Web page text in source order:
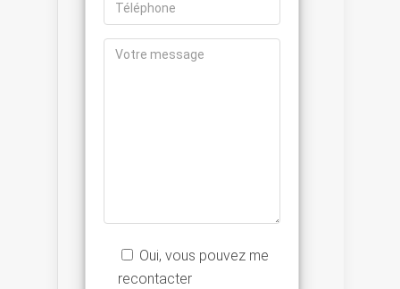
Oui, vous pouvez me
recontacter